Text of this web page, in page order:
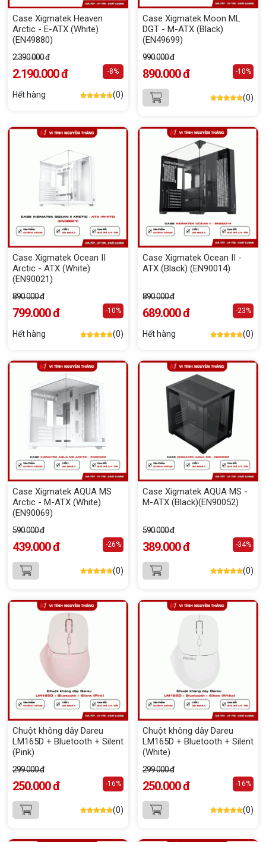
Case Xigmatek Heaven
Arctic - E-ATX (White)
(EN49880)
2.390.000 đ
2.190.000 đ -8%
Hết hàng (0)
Case Xigmatek Moon ML
DGT - M-ATX (Black)
(EN49699)
990.000 đ
890.000 đ -10%
(0)
Case Xigmatek Ocean II
Arctic - ATX (White)
(EN90021)
890.000 đ
799.000 đ -10%
Hết hàng (0)
Case Xigmatek Ocean II -
ATX (Black) (EN90014)
890.000 đ
689.000 đ -23%
Hết hàng (0)
Case Xigmatek AQUA MS
Arctic - M-ATX (White)
(EN90069)
590.000 đ
439.000 đ -26%
(0)
Case Xigmatek AQUA MS -
M-ATX (Black)(EN90052)
590.000 đ
389.000 đ -34%
(0)
Chuột không dây Dareu
LM165D + Bluetooth + Silent
(Pink)
299.000 đ
250.000 đ -16%
(0)
Chuột không dây Dareu
LM165D + Bluetooth + Silent
(White)
299.000 đ
250.000 đ -16%
(0)